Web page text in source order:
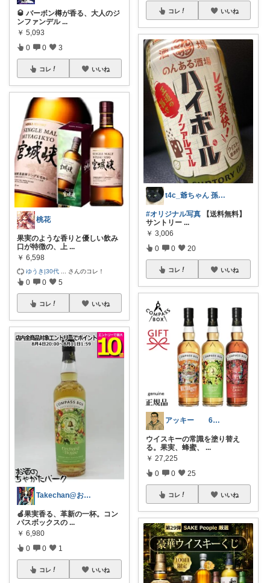
🥃 バーボン樽が香る、大人のジ
ンファンデル ...
￥ 5,093
0 0 3
コレ いいね
桃花
果実のような香りと優しい飲み
口が特徴の、上 ...
￥ 6,598
ゆうき|30代 さんのコレ！
0 0 5
コレ いいね
Takechan@お酒と暮らしのセレクト
🍏果実香る、革新の一杯。コン
パスボックスの ...
￥ 6,980
0 0 1
コレ いいね
コレ いいね
t4c_爺ちゃん 孫x3
#オリジナル写真 【送料無料】
サントリー ...
￥ 3,006
0 0 20
コレ いいね
アッキー 6才娘👧子育て中💪
ウイスキーの常識を塗り替え
る。果実、蜂蜜、
...
￥ 27,225
0 0 25
コレ いいね